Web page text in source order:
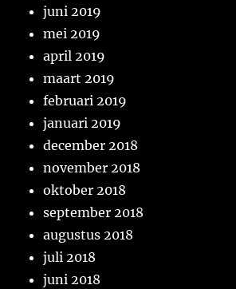
juni 2019
mei 2019
april 2019
maart 2019
februari 2019
januari 2019
december 2018
november 2018
oktober 2018
september 2018
augustus 2018
juli 2018
juni 2018